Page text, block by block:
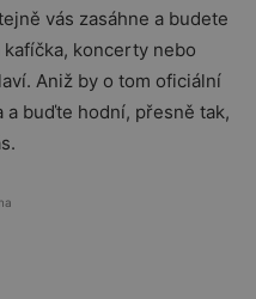
vás zasáhne a budete
koncerty nebo
Aniž by o tom oficiální
buďte hodní, přesně tak,